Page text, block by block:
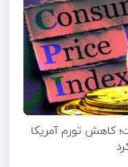
دلار گذشت؛ کاهش تورم آمریکا